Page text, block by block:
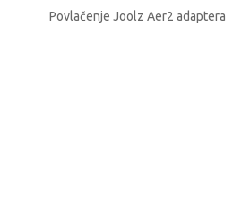
Povlačenje Joolz Aer2 adaptera